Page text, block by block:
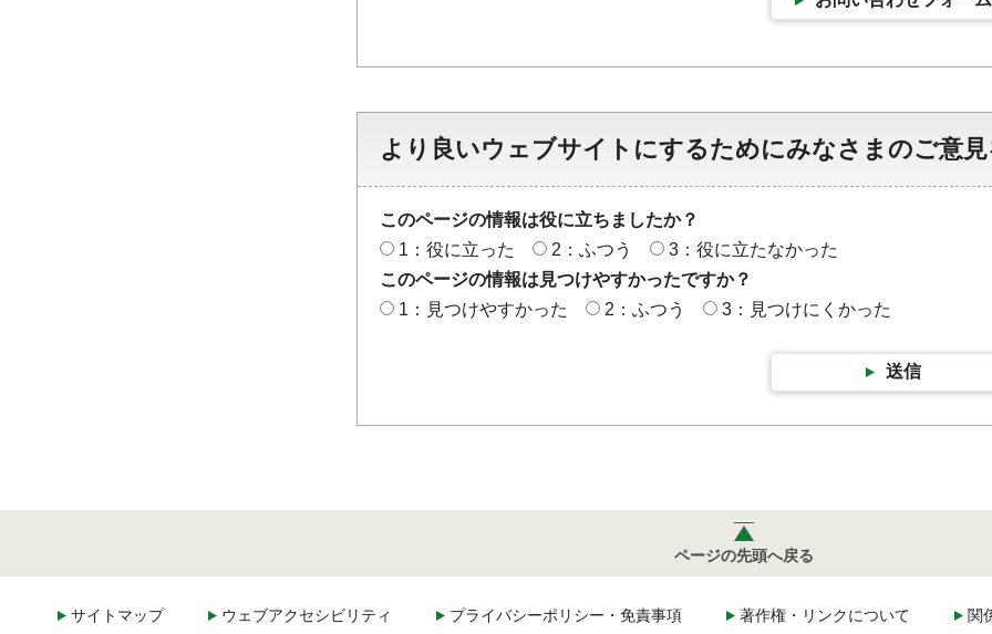
より良いウェブサイトにするためにみなさまのご意
このページの情報は役に立ちましたか？
1：役に立った
2：ふつう
3：役に立たなかった
このページの情報は見つけやすかったですか？
1：見つけやすかった
2：ふつう 3：見つけにくかった
送信
ページの先頭へ戻る
サイトマップ ウェブアクセシビリティ プライバシーポリシー・免責事項 著作権・リンクについて 関